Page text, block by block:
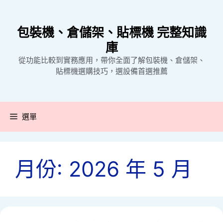
包裝機、倉儲架、貼標機 完整知識
庫
從功能比較到實務應用，帶你全面了解包裝機、倉儲架、
貼標機選購技巧，選設備首選推薦
選單
月份: 2026 年 5 月